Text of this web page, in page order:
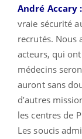
André Accary :
vraie sécurité
recrutés. Nous
acteurs, qui
médecins
auront sans
d’autres
les centres de
Les soucis